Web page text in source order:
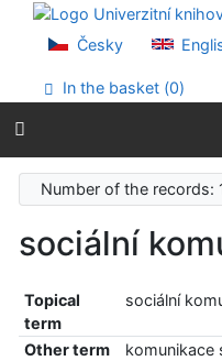
Go to content
Go to menu
Accessibility declaration
Česky
In the basket (0)
Number of the records:
sociální
Topical
term
sociální
Other term
komunikace